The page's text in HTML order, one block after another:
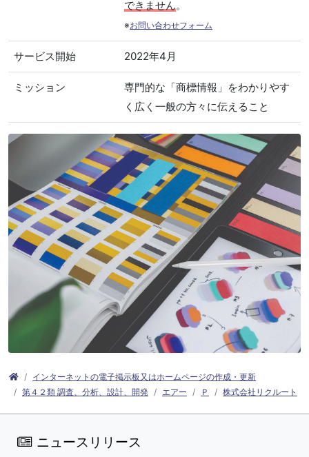
できません。
※お問い合わせフォーム
サービス開始 2022年4月
ミッション
専門的な「商標情報」をわかりやす
く広く一般の方々に伝えること
インターネットの電子掲示板又はホームページの作成・更新
第４２類 調査、分析、設計、開発
エアー Ｐ 株式会社リクルート
ニュースリリース